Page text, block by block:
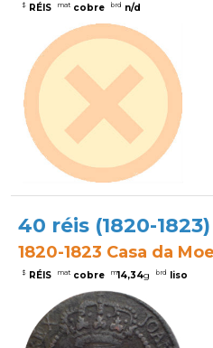
$ RÉIS mat cobre brd n/d
40 réis (1820-1823)
1820-1823 Casa da
$ RÉIS mat cobre m14,34g brd liso